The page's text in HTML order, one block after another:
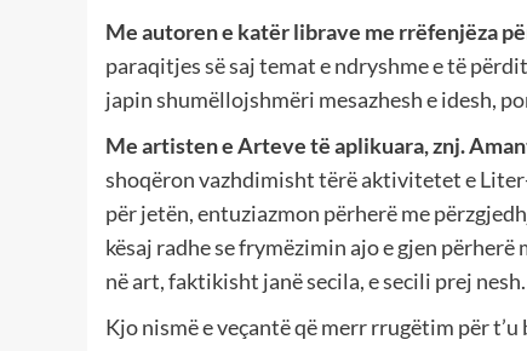
Me autoren e katër librave me rrëfenjëza
paraqitjes së saj temat e ndryshme e të
japin shumëllojshmëri mesazhesh e idesh,
Me artisten e Arteve të aplikuara, znj.
shoqëron vazhdimisht tërë aktivitetet e
për jetën, entuziazmon përherë me
kësaj radhe se frymëzimin ajo e gjen
në art, faktikisht janë secila, e secili prej nesh.
Kjo nismë e veçantë që merr rrugëtim për